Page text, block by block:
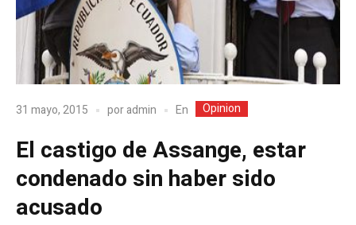
31 mayo, 2015 poradmin En Opinion
El castigo de Assange, estar
condenado sin haber sido
acusado